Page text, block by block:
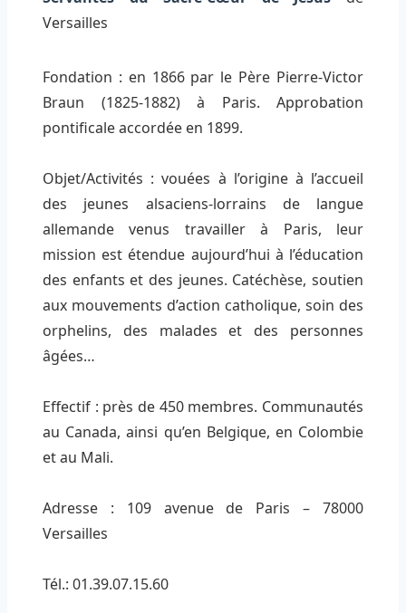
Versailles
Fondation : en 1866 par le Père Pierre-Victor
Braun (1825-1882) à Paris. Approbation
pontificale accordée en 1899.
Objet/Activités : vouées à l’origine à l’accueil
des jeunes alsaciens-lorrains de langue
allemande venus travailler à Paris, leur
mission est étendue aujourd’hui à l’éducation
des enfants et des jeunes. Catéchèse, soutien
aux mouvements d’action catholique, soin des
orphelins, des malades et des personnes
âgées…
Effectif : près de 450 membres. Communautés
au Canada, ainsi qu’en Belgique, en Colombie
et au Mali.
Adresse : 109 avenue de Paris – 78000
Versailles
Tél.: 01.39.07.15.60